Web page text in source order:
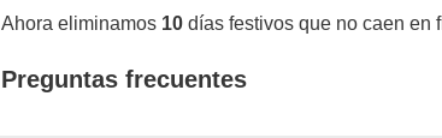
Ahora eliminamos 10 días festivos que no caen en
Preguntas frecuentes